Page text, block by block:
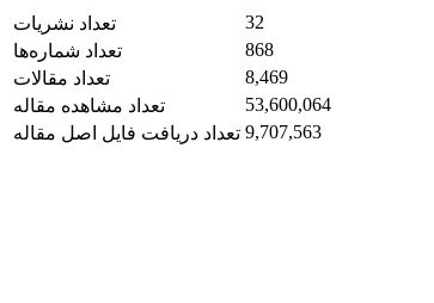
تعداد نشریات
32
تعداد شماره‌ها
868
تعداد مقالات
8,469
تعداد مشاهده مقاله
53,600,064
تعداد دریافت فایل اصل مقاله 9,707,563